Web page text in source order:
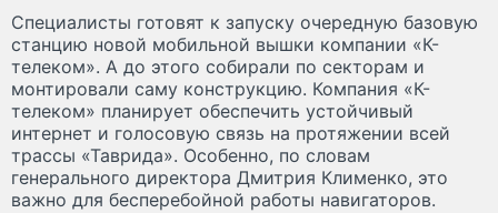
Специалисты готовят к запуску очередную базовую
станцию новой мобильной вышки компании «К-
телеком». А до этого собирали по секторам и
монтировали саму конструкцию. Компания «К-
телеком» планирует обеспечить устойчивый
интернет и голосовую связь на протяжении всей
трассы «Таврида». Особенно, по словам
генерального директора Дмитрия Клименко, это
важно для бесперебойной работы навигаторов.